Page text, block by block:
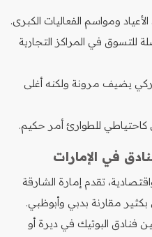
ومواسم الفعاليات الكبرى.
في المراكز التجارية
يضيف مرونة ولكنه أغلى
في الإمارات
تقدم إمارة الشارقة
مقارنة بدبي وأبوظبي.
فنادق البوتيك في ديرة أو